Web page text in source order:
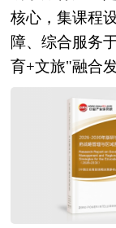
多个领域的复
升级的双重驱
业劳动生产率
国家使命，其
与居民生活品
厅产业正处于
点，市场呈现
术层面，AI视
自主导航技术
核心，集课程
障、综合服务
育+文旅"融合
径，更是激活
服务乡村振兴
设教育强国、
宏观背景下，
演进为承担立